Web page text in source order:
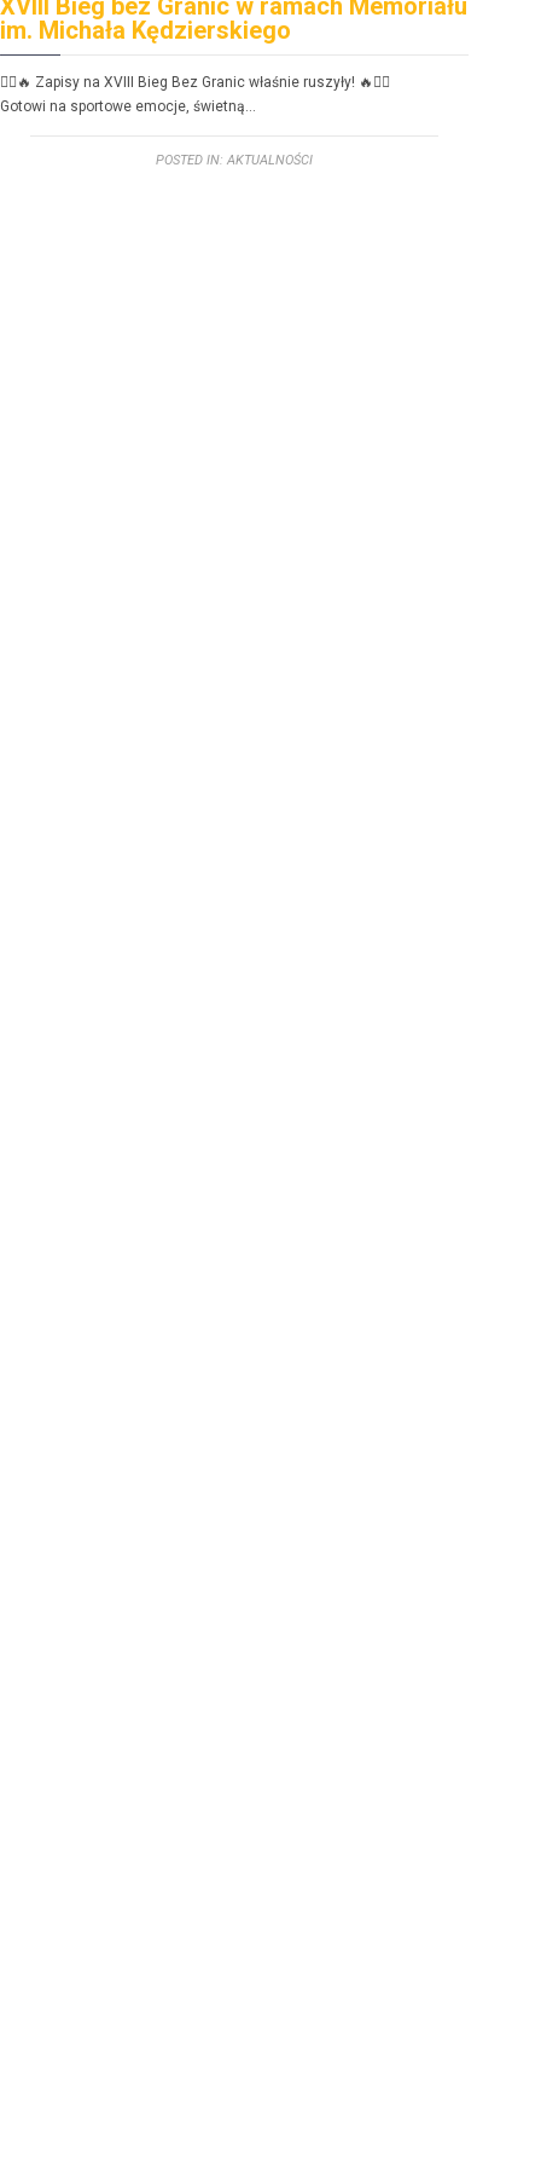
XVIII Bieg bez Granic w ramach Memoriału
im. Michała Kędzierskiego
🏃‍♂️🔥 Zapisy na XVIII Bieg Bez Granic właśnie ruszyły! 🔥🏃‍♀️
Gotowi na sportowe emoc­je, świetną…
POSTED IN: AKTUALNOŚCI